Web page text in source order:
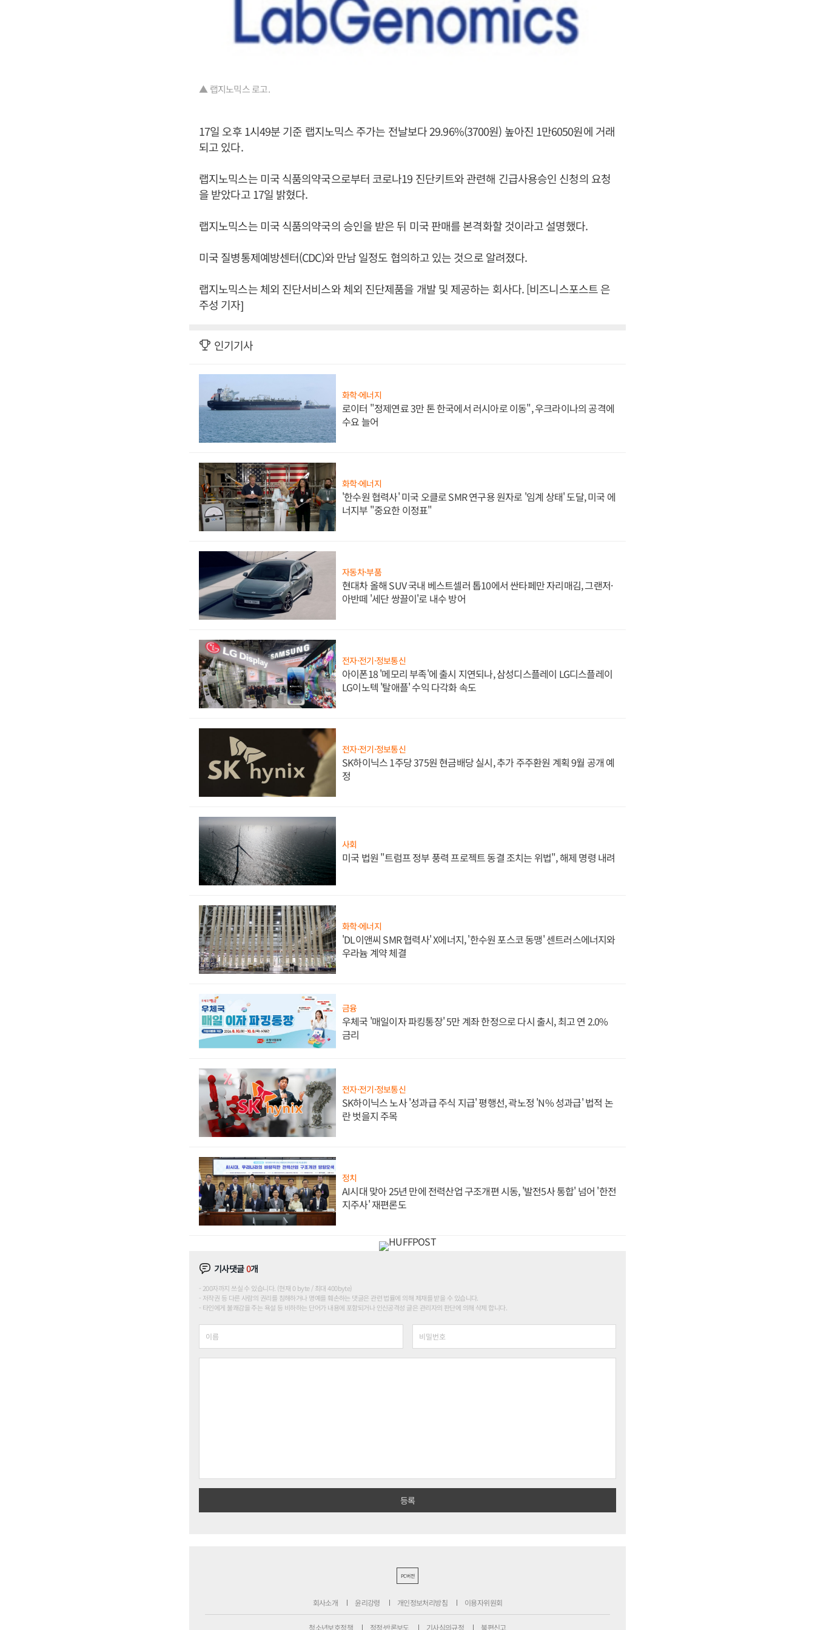
▲ 랩지노믹스 로고.
17일 오후 1시49분 기준 랩지노믹스 주가는 전날보다 29.96%(3700원) 높아진 1만6050원에 거래
되고 있다.
랩지노믹스는 미국 식품의약국으로부터 코로나19 진단키트와 관련해 긴급사용승인 신청의 요청
을 받았다고 17일 밝혔다.
랩지노믹스는 미국 식품의약국의 승인을 받은 뒤 미국 판매를 본격화할 것이라고 설명했다.
미국 질병통제예방센터(CDC)와 만남 일정도 협의하고 있는 것으로 알려졌다.
랩지노믹스는 체외 진단서비스와 체외 진단제품을 개발 및 제공하는 회사다. [비즈니스포스트 은
주성 기자]
인기기사
화학·에너지
로이터 "정제연료 3만 톤 한국에서 러시아로 이동", 우크라이나의 공격에
수요 늘어
화학·에너지
'한수원 협력사' 미국 오클로 SMR 연구용 원자로 '임계 상태' 도달, 미국 에
너지부 "중요한 이정표"
자동차·부품
현대차 올해 SUV 국내 베스트셀러 톱10에서 싼타페만 자리매김, 그랜저·
아반떼 '세단 쌍끌이'로 내수 방어
전자·전기·정보통신
아이폰18 '메모리 부족'에 출시 지연되나, 삼성디스플레이 LG디스플레이
LG이노텍 '탈애플' 수익 다각화 속도
전자·전기·정보통신
SK하이닉스 1주당 375원 현금배당 실시, 추가 주주환원 계획 9월 공개 예
정
사회
미국 법원 "트럼프 정부 풍력 프로젝트 동결 조치는 위법", 해제 명령 내려
화학·에너지
'DL이앤씨 SMR 협력사' X에너지, '한수원 포스코 동맹' 센트러스에너지와
우라늄 계약 체결
금융
우체국 '매일이자 파킹통장' 5만 계좌 한정으로 다시 출시, 최고 연 2.0%
금리
전자·전기·정보통신
SK하이닉스 노사 '성과급 주식 지급' 평행선, 곽노정 'N% 성과급' 법적 논
란 벗을지 주목
정치
AI시대 맞아 25년 만에 전력산업 구조개편 시동, '발전5사 통합' 넘어 '한전
지주사' 재편론도
기사댓글0개
200자까지 쓰실 수 있습니다. (현재 0 byte / 최대 400byte)
저작권 등 다른 사람의 권리를 침해하거나 명예를 훼손하는 댓글은 관련 법률에 의해 제재를 받을 수 있습니다.
타인에게 불쾌감을 주는 욕설 등 비하하는 단어가 내용에 포함되거나 인신공격성 글은 관리자의 판단에 의해 삭제 합니다.
PC버전
회사소개 윤리강령 개인정보처리방침 이용자위원회
청소년보호정책 정정·반론보도 기사심의규정 불편신고